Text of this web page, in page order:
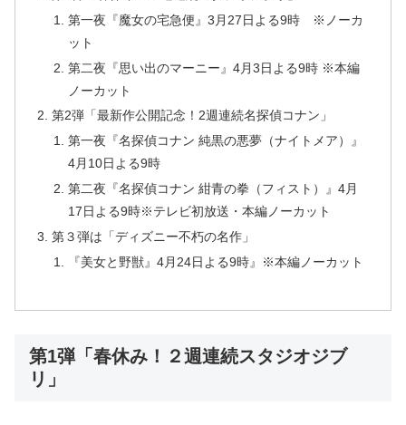
第一夜『魔女の宅急便』3月27日よる9時 ※ノーカ
ット
第二夜『思い出のマーニー』4月3日よる9時 ※本編
ノーカット
第2弾「最新作公開記念！2週連続名探偵コナン」
第一夜『名探偵コナン 純黒の悪夢（ナイトメア）』
4月10日よる9時
第二夜『名探偵コナン 紺青の拳（フィスト）』4月
17日よる9時※テレビ初放送・本編ノーカット
第３弾は「ディズニー不朽の名作」
『美女と野獣』4月24日よる9時』※本編ノーカット
第1弾「春休み！２週連続スタジオジブ
リ」